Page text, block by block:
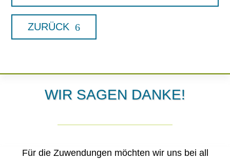
ZURÜCK
WIR SAGEN DANKE!
Für die Zuwendungen möchten wir uns bei all